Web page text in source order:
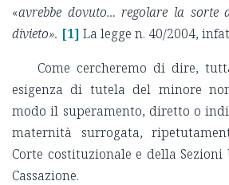
«avrebbe dovuto… regolare la sorte
divieto». [1] La legge n. 40/2004,
Come cercheremo di dire,
esigenza di tutela del minore
modo il superamento, diretto o
maternità surrogata,
Corte costituzionale e della
Cassazione.